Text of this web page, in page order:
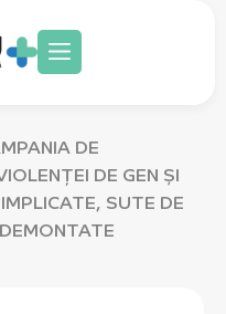
DE
DE GEN ȘI
SUTE DE